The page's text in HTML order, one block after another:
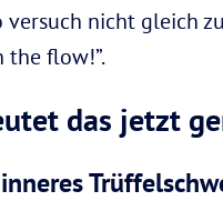
versuch nicht gleich
the flow!”.
das jetzt